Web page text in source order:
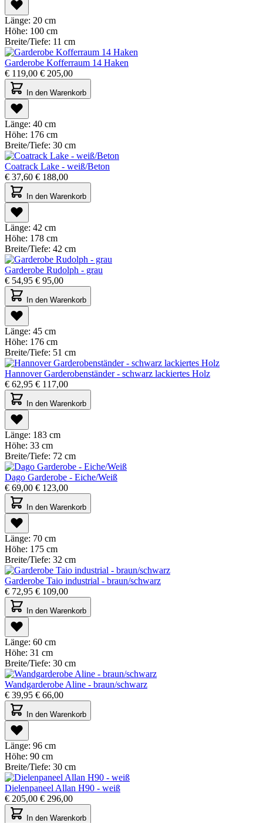
Länge: 20 cm
Höhe: 100 cm
Breite/Tiefe: 11 cm
Garderobe Kofferraum 14 Haken
€ 119,00 € 205,00
In den Warenkorb
Länge: 40 cm
Höhe: 176 cm
Breite/Tiefe: 30 cm
Coatrack Lake - weiß/Beton
€ 37,60 € 188,00
In den Warenkorb
Länge: 42 cm
Höhe: 178 cm
Breite/Tiefe: 42 cm
Garderobe Rudolph - grau
€ 54,95 € 95,00
In den Warenkorb
Länge: 45 cm
Höhe: 176 cm
Breite/Tiefe: 51 cm
Hannover Garderobenständer - schwarz lackiertes Holz
€ 62,95 € 117,00
In den Warenkorb
Länge: 183 cm
Höhe: 33 cm
Breite/Tiefe: 72 cm
Dago Garderobe - Eiche/Weiß
€ 69,00 € 123,00
In den Warenkorb
Länge: 70 cm
Höhe: 175 cm
Breite/Tiefe: 32 cm
Garderobe Taio industrial - braun/schwarz
€ 72,95 € 109,00
In den Warenkorb
Länge: 60 cm
Höhe: 31 cm
Breite/Tiefe: 30 cm
Wandgarderobe Aline - braun/schwarz
€ 39,95 € 66,00
In den Warenkorb
Länge: 96 cm
Höhe: 90 cm
Breite/Tiefe: 30 cm
Dielenpaneel Allan H90 - weiß
€ 205,00 € 296,00
In den Warenkorb